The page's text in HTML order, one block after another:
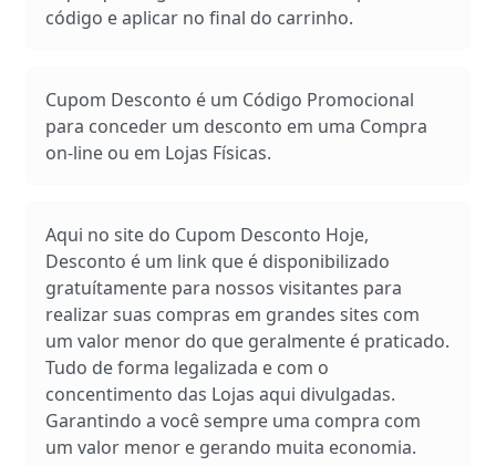
código e aplicar no final do carrinho.
Cupom Desconto é um Código Promocional
para conceder um desconto em uma Compra
on-line ou em Lojas Físicas.
Aqui no site do Cupom Desconto Hoje,
Desconto é um link que é disponibilizado
gratuítamente para nossos visitantes para
realizar suas compras em grandes sites com
um valor menor do que geralmente é praticado.
Tudo de forma legalizada e com o
concentimento das Lojas aqui divulgadas.
Garantindo a você sempre uma compra com
um valor menor e gerando muita economia.